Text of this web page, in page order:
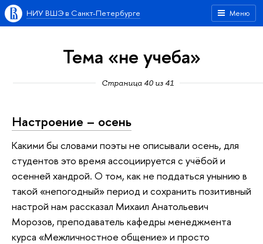
Меню
НИУ ВШЭ в Санкт-Петербурге
Тема «не учеба»
Страница 40 из 41
Настроение – осень
Какими бы словами поэты не описывали осень, для
студентов это время ассоциируется с учёбой и
осенней хандрой. О том, как не поддаться унынию в
такой «непогодный» период и сохранить позитивный
настрой нам рассказал Михаил Анатольевич
Морозов, преподаватель кафедры менеджмента
курса «Межличностное общение» и просто